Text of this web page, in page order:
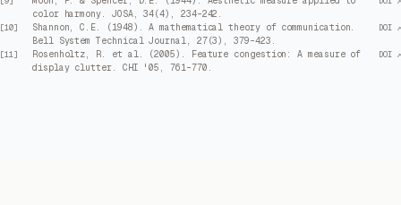
color harmony. JOSA, 34(4), 234–242.
[10]
Shannon, C.E. (1948). A mathematical theory of communication.
Bell System Technical Journal, 27(3), 379–423.
DOI ↗
[11]
Rosenholtz, R. et al. (2005). Feature congestion: A measure of
display clutter. CHI '05, 761–770.
DOI ↗